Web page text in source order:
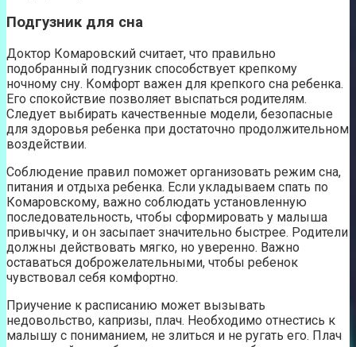
Подгузник для сна
Доктор Комаровский считает, что правильно
подобранный подгузник способствует крепкому
ночному сну. Комфорт важен для крепкого сна ребенка.
Его спокойствие позволяет выспаться родителям.
Следует выбирать качественные модели, безопасные
для здоровья ребенка при достаточно продолжительном
воздействии.
Соблюдение правил поможет организовать режим сна,
питания и отдыха ребенка. Если укладываем спать по
Комаровскому, важно соблюдать установленную
последовательность, чтобы сформировать у малыша
привычку, и он засыпает значительно быстрее. Родители
должны действовать мягко, но уверенно. Важно
оставаться доброжелательными, чтобы ребенок
чувствовал себя комфортно.
Приучение к расписанию может вызывать
недовольство, капризы, плач. Необходимо отнестись к
малышу с пониманием, не злиться и не ругать его. Плач